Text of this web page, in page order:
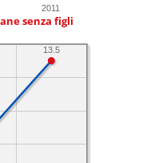
2011
senza figli
13.5